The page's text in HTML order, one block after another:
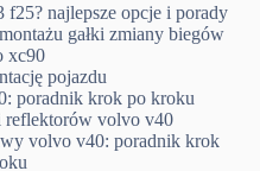
f25? najlepsze opcje i porady
gałki zmiany biegów
xc90
pojazdu
poradnik krok po kroku
reflektorów volvo v40
volvo v40: poradnik krok